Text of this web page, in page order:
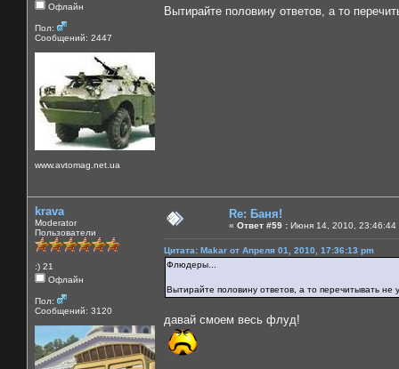
Офлайн
Пол:
Сообщений: 2447
www.avtomag.net.ua
Вытирайте половину ответов, а то
krava
Moderator
Пользователи
:) 21
Офлайн
Пол:
Сообщений: 3120
Re: Баня!
« Ответ #59 : Июня 14, 2010, 23:46:44
Цитата: Makar от Апреля 01, 2010, 17:36:13 pm
Флюдеры...
Вытирайте половину ответов, а то перечитывать не
давай смоем весь флуд!